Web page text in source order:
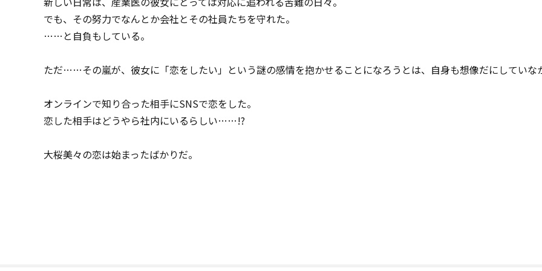
でも、その努力でなんとか会社とその社員たちを守れた。
……と自負もしている。
ただ……その嵐が、彼女に「恋をしたい」という謎の感情を抱かせることになろうとは、自身も想像だにしていな
オンラインで知り合った相手にSNSで恋をした。
恋した相手はどうやら社内にいるらしい……!?
大桜美々の恋は始まったばかりだ。